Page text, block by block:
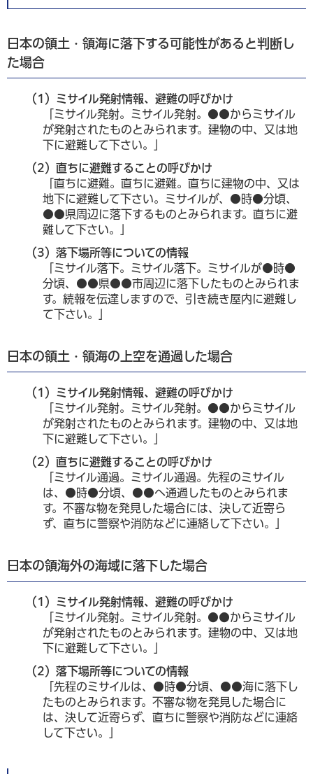
日本の領土・領海に落下する可能性があると判断し
た場合
（1）ミサイル発射情報、避難の呼びかけ
「ミサイル発射。ミサイル発射。●●からミサイル
が発射されたものとみられます。建物の中、又は地
下に避難して下さい。」
（2）直ちに避難することの呼びかけ
「直ちに避難。直ちに避難。直ちに建物の中、又は
地下に避難して下さい。ミサイルが、●時●分頃、
●●県周辺に落下するものとみられます。直ちに避
難して下さい。」
（3）落下場所等についての情報
「ミサイル落下。ミサイル落下。ミサイルが●時●
分頃、●●県●●市周辺に落下したものとみられま
す。続報を伝達しますので、引き続き屋内に避難し
て下さい。」
日本の領土・領海の上空を通過した場合
（1）ミサイル発射情報、避難の呼びかけ
「ミサイル発射。ミサイル発射。●●からミサイル
が発射されたものとみられます。建物の中、又は地
下に避難して下さい。」
（2）直ちに避難することの呼びかけ
「ミサイル通過。ミサイル通過。先程のミサイル
は、●時●分頃、●●へ通過したものとみられま
す。不審な物を発見した場合には、決して近寄ら
ず、直ちに警察や消防などに連絡して下さい。」
日本の領海外の海域に落下した場合
（1）ミサイル発射情報、避難の呼びかけ
「ミサイル発射。ミサイル発射。●●からミサイル
が発射されたものとみられます。建物の中、又は地
下に避難して下さい。」
（2）落下場所等についての情報
「先程のミサイルは、●時●分頃、●●海に落下し
たものとみられます。不審な物を発見した場合に
は、決して近寄らず、直ちに警察や消防などに連絡
して下さい。」